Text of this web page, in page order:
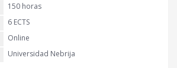
150 horas
6 ECTS
Online
Universidad Nebrija